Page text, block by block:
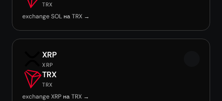
TRX
exchange SOL на TRX →
XRP
XRP
TRX
TRX
exchange XRP на TRX →